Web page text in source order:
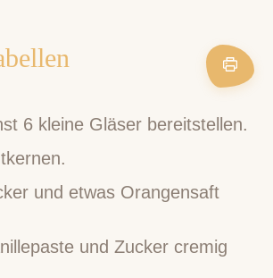
6 kleine Gläser bereitstellen.
und etwas Orangensaft
und Zucker cremig